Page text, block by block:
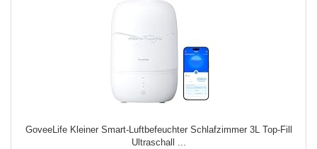
GoveeLife Kleiner Smart-Luftbefeuchter Schlafzimmer 3L Top-Fill
Ultraschall ...